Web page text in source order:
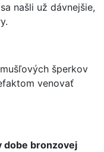
našli už dávnejšie,
šperkov
venovať
dobe bronzovej